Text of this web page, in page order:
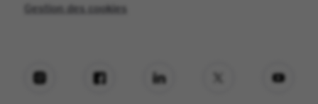
Gestion des cookies